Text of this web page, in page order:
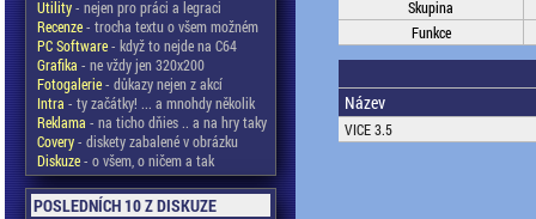
Utility- nejen pro práci a legraci
Recenze- trocha textu o všem možném
PC Software- když to nejde na C64
Grafika - ne vždy jen 320x200
Fotogalerie- důkazy nejen z akcí
Intra - ty začátky! ... a mnohdy několik
Reklama - na ticho dňies .. a na hry taky
Covery- diskety zabalené v obrázku
Diskuze- o všem, o ničem a tak
POSLEDNÍCH 10 Z DISKUZE
Skupina
Funkce
Název
VICE 3.5